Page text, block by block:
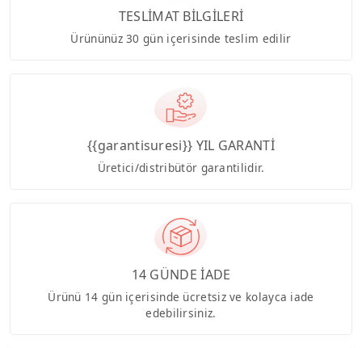
TESLİMAT BİLGİLERİ
Ürününüz 30 gün içerisinde teslim edilir
{{garantisuresi}} YIL GARANTİ
Üretici/distribütör garantilidir.
14 GÜNDE İADE
Ürünü 14 gün içerisinde ücretsiz ve kolayca iade
edebilirsiniz.